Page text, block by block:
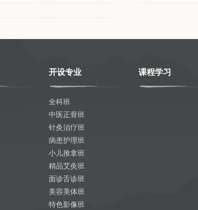
开设专业
全科班
中医正骨班
针灸治疗班
病患护理班
小儿推拿班
精品艾灸班
面诊舌诊班
美容美体班
特色影像班
课程学习